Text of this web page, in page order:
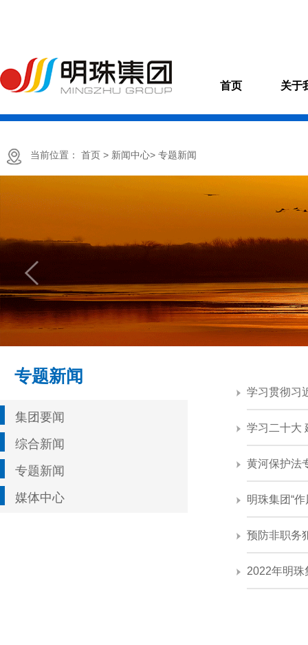
首页 关于
当前位置： 首页 > 新闻中心> 专题新闻
专题新闻
集团要闻
综合新闻
专题新闻
媒体中心
学习贯彻习
学习二十大
黄河保护法
明珠集团“
预防非职务
2022年明珠